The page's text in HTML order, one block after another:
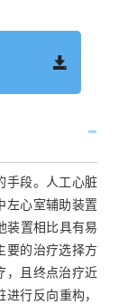
手段。人工心脏
左心室辅助装置
装置相比具有易
要的治疗选择方
，且终点治疗近
进行反向重构，